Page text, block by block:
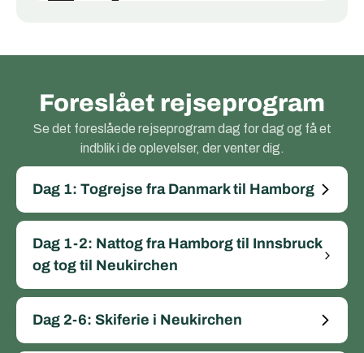
Foreslået rejseprogram
Se det foreslåede rejseprogram dag for dag og få et
indblik i de oplevelser, der venter dig.
Dag 1: Togrejse fra Danmark til Hamborg
Dag 1-2: Nattog fra Hamborg til Innsbruck
og tog til Neukirchen
Dag 2-6: Skiferie i Neukirchen